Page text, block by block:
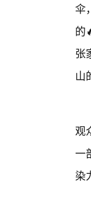
伞
的
张
山
观
一
染